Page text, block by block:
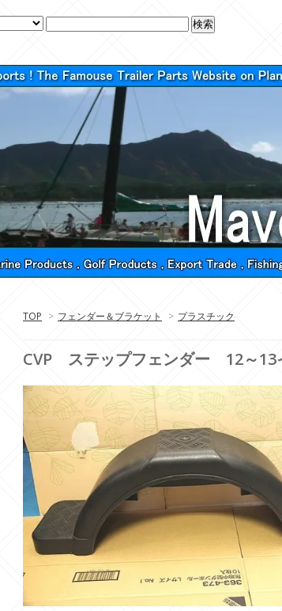
TOP > フェンダー＆ブラケット > プラスチック
CVP ステップフェンダー 12～